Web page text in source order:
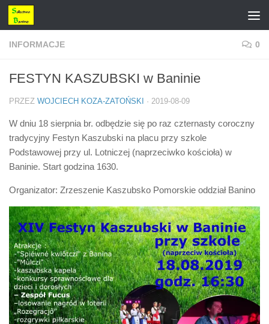
Przejdź do treści
INFORMACJE 0
FESTYN KASZUBSKI w Baninie
PRZEZ WOJCIECH KOZA-ZATOŃSKI · 2019-08-09
W dniu 18 sierpnia br. odbędzie się po raz czternasty coroczny
tradycyjny Festyn Kaszubski na placu przy szkole
Podstawowej przy ul. Lotniczej (naprzeciwko kościoła) w
Baninie. Start godzina 1630.
Organizator: Zrzeszenie Kaszubsko Pomorskie oddział Banino